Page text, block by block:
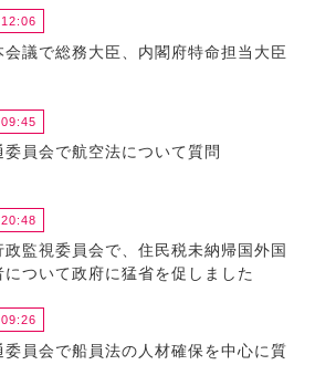
会議で総務大臣、内閣府特命担当大臣
委員会で航空法について質問
政監視委員会で、住民税未納帰国外国
について政府に猛省を促しました
委員会で船員法の人材確保を中心に質